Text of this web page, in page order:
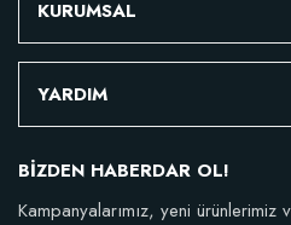
KURUMSAL
YARDIM
BİZDEN HABERDAR OL!
Kampanyalarımız, yeni